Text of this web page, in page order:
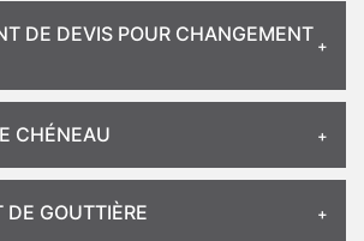
DE DEVIS POUR CHANGEMENT
CHÉNEAU
GOUTTIÈRE